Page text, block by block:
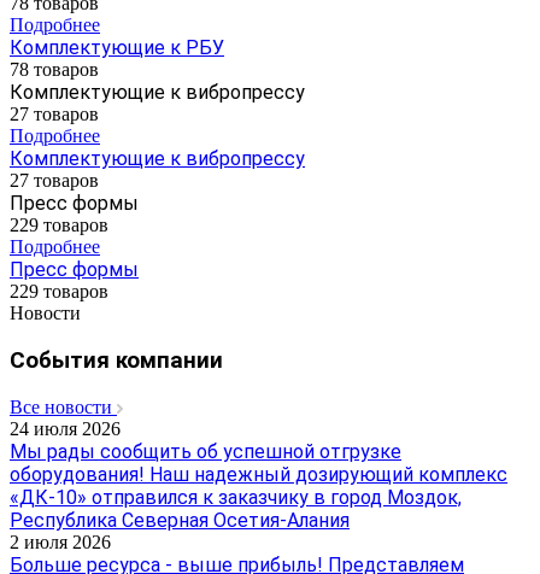
Подробнее
Комплектующие к РБУ
78 товаров
Комплектующие к вибропрессу
27 товаров
Подробнее
Комплектующие к вибропрессу
27 товаров
Пресс формы
229 товаров
Подробнее
Пресс формы
229 товаров
Новости
События компании
Все новости
24 июля 2026
Мы рады сообщить об успешной отгрузке
оборудования! Наш надежный дозирующий комплекс
«ДК-10» отправился к заказчику в город Моздок,
Республика Северная Осетия-Алания
2 июля 2026
Больше ресурса - выше прибыль! Представляем